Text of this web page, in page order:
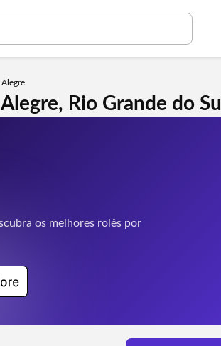
Rio Grande do Sul
os melhores rolês por